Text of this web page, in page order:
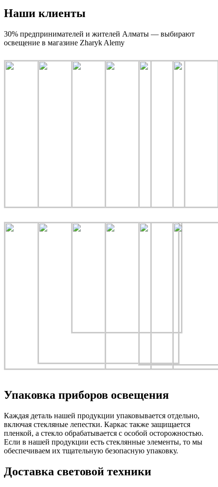
Наши клиенты
30% предпринимателей и жителей Алматы — выбирают
освещение в магазине Zharyk Alemy
Упаковка приборов освещения
Каждая деталь нашей продукции упаковывается отдельно,
включая стекляные лепестки. Каркас также защищается
пленкой, а стекло обрабатывается с особой осторожностью.
Если в нашей продукции есть стеклянные элементы, то мы
обеспечиваем их тщательную безопасную упаковку.
Доставка световой техники